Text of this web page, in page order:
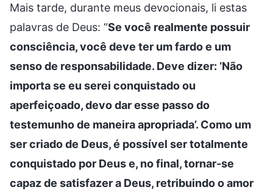
Mais tarde, durante meus devocionais, li estas
palavras de Deus: “Se você realmente possuir
consciência, você deve ter um fardo e um
senso de responsabilidade. Deve dizer: ‘Não
importa se eu serei conquistado ou
aperfeiçoado, devo dar esse passo do
testemunho de maneira apropriada’. Como um
ser criado de Deus, é possível ser totalmente
conquistado por Deus e, no final, tornar-se
capaz de satisfazer a Deus, retribuindo o amor